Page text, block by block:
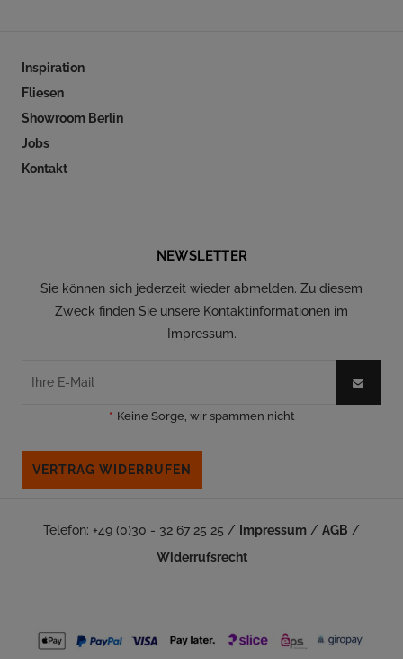
Inspiration
Fliesen
Showroom Berlin
Jobs
Kontakt
NEWSLETTER
Sie können sich jederzeit wieder abmelden. Zu diesem
Zweck finden Sie unsere Kontaktinformationen im
Impressum.
* Keine Sorge, wir spammen nicht
VERTRAG WIDERRUFEN
Telefon: +49 (0)30 - 32 67 25 25 / Impressum / AGB /
Widerrufsrecht